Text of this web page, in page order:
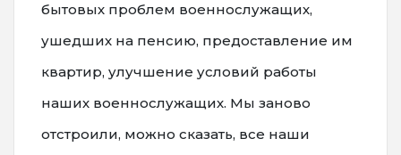
бытовых проблем военнослужащих,
ушедших на пенсию, предоставление им
квартир, улучшение условий работы
наших военнослужащих. Мы заново
отстроили, можно сказать, все наши